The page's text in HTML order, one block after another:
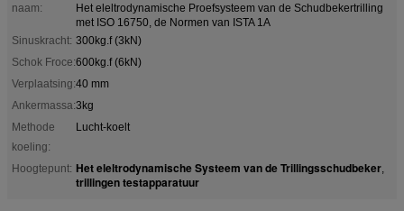
naam:
Het eleltrodynamische Proefsysteem van de Schudbekertrilling
met ISO 16750, de Normen van ISTA 1A
Sinuskracht: 300kg.f (3kN)
Schok Froce:600kg.f (6kN)
Verplaatsing:40 mm
Ankermassa:3kg
Methode
koeling:
Lucht-koelt
Hoogtepunt: Het eleltrodynamische Systeem van de Trillingsschudbeker,
trillingen testapparatuur